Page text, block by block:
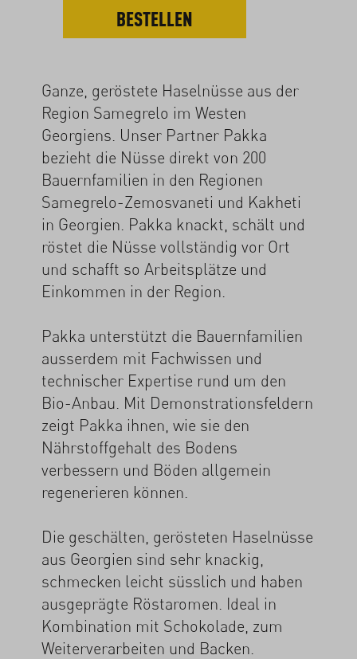
BESTELLEN
Ganze, geröstete Haselnüsse aus der
Region Samegrelo im Westen
Georgiens. Unser Partner Pakka
bezieht die Nüsse direkt von 200
Bauernfamilien in den Regionen
Samegrelo-Zemosvaneti und Kakheti
in Georgien. Pakka knackt, schält und
röstet die Nüsse vollständig vor Ort
und schafft so Arbeitsplätze und
Einkommen in der Region.
Pakka unterstützt die Bauernfamilien
ausserdem mit Fachwissen und
technischer Expertise rund um den
Bio-Anbau. Mit Demonstrationsfeldern
zeigt Pakka ihnen, wie sie den
Nährstoffgehalt des Bodens
verbessern und Böden allgemein
regenerieren können.
Die geschälten, gerösteten Haselnüsse
aus Georgien sind sehr knackig,
schmecken leicht süsslich und haben
ausgeprägte Röstaromen. Ideal in
Kombination mit Schokolade, zum
Weiterverarbeiten und Backen.